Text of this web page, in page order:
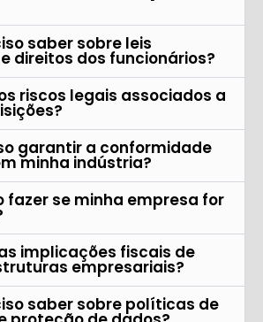
saber sobre leis
direitos dos funcionários?
riscos legais associados a
garantir a conformidade
minha indústria?
fazer se minha empresa for
implicações fiscais de
empresariais?
saber sobre políticas de